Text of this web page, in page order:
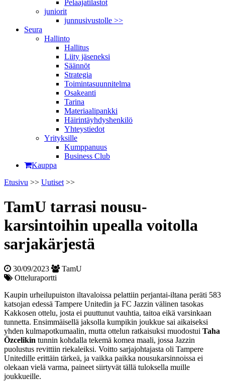
Pelaajatilastot
juniorit
junnusivustolle >>
Seura
Hallinto
Hallitus
Liity jäseneksi
Säännöt
Strategia
Toimintasuunnitelma
Osakeanti
Tarina
Materiaalipankki
Häirintä­yhdyshenkilö
Yhteystiedot
Yrityksille
Kumppanuus
Business Club
Kauppa
Etusivu >> Uutiset >>
TamU tarrasi nousu­
karsintoihin upealla voitolla
sarja­­kärjestä
30/09/2023
TamU
Otteluraportti
Kaupin urheilupuiston iltavaloissa pelattiin perjantai-iltana peräti 583
katsojan edessä Tampere Unitedin ja FC Jazzin välinen tasokas
Kakkosen ottelu, josta ei puuttunut vauhtia, taitoa eikä varsinkaan
tunnetta. Ensimmäisellä jaksolla kumpikin joukkue sai aikaiseksi
yhden kulmapotkumaalin, mutta ottelun ratkaisuksi muodostui Taha
Özcelikin tunnin kohdalla tekemä komea maali, jossa Jazzin
puolustus revittiin riekaleiksi. Voitto sarjajohtajasta oli Tampere
Unitedille erittäin tärkeä, ja vaikka paikka nousukarsinnoissa ei
olekaan vielä varma, paineet siirtyvät tällä tuloksella muille
joukkueille.